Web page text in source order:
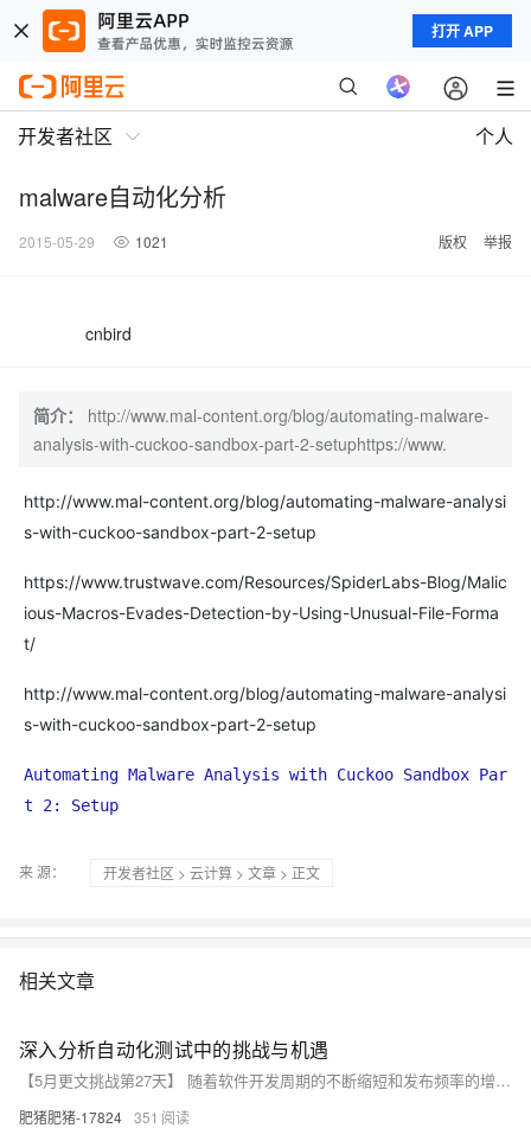
打开 APP
开发者社区 个人
malware自动化分析
2015-05-29 1021 版权 举报
cnbird
简介：
http://www.mal-content.org/blog/automating-malware-
analysis-with-cuckoo-sandbox-part-2-setuphttps://www.
http://www.mal-content.org/blog/automating-malware-analysi
s-with-cuckoo-sandbox-part-2-setup
https://www.trustwave.com/Resources/SpiderLabs-Blog/Malic
ious-Macros-Evades-Detection-by-Using-Unusual-File-Forma
t/
http://www.mal-content.org/blog/automating-malware-analysi
s-with-cuckoo-sandbox-part-2-setup
Automating Malware Analysis with Cuckoo Sandbox Par
t 2: Setup
来 源： 开发者社区 > 云计算 > 文章 > 正文
相关文章
深入分析自动化测试中的挑战与机遇
【5月更文挑战第27天】 随着软件开发周期的不断缩短和发布频率的增加，自动化测试成为确保软件产品质量的关键手段。本文将探讨在实施自动化测试过程中面临的主要挑战，包括维护成本、测试用例设计、与持续集成的融合等，并讨论如何通过最新的技术趋势如人工智能(AI)和机器学习(ML)来克服这些挑战，以及它们为自动化测试带来的新机遇。
肥猪肥猪-17824 351